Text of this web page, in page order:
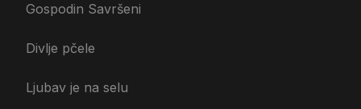
Gospodin Savršeni
Divlje pčele
Ljubav je na selu